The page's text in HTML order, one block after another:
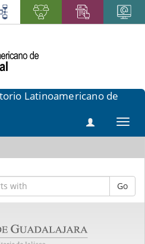
Latinoamericano de
Go